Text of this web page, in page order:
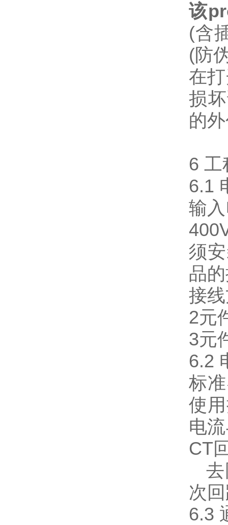
该
(含
(防
在
损
的
6 工
6.1
输
须
品
接
2元
3元
6.2
标
使
电
CT
去
次
6.3